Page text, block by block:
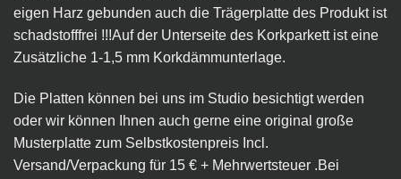
eigen Harz gebunden auch die Trägerplatte des Produkt ist
schadstofffrei !!!Auf der Unterseite des Korkparkett ist eine
Zusätzliche 1-1,5 mm Korkdämmunterlage.
Die Platten können bei uns im Studio besichtigt werden
oder wir können Ihnen auch gerne eine original große
Musterplatte zum Selbstkostenpreis Incl.
Versand/Verpackung für 15 € + Mehrwertsteuer .Bei